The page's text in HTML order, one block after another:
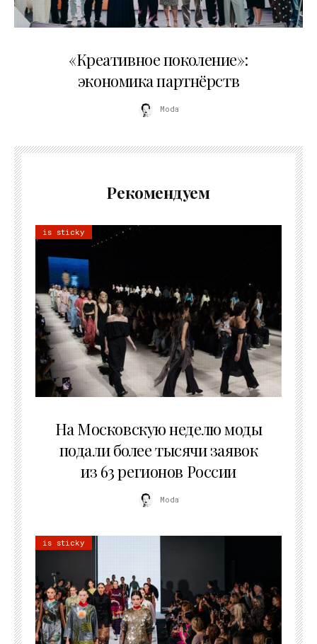
«Креативное поколение»:
экономика партнёрств
Moda
Рекомендуем
is sticky
На Московскую неделю моды
подали более тысячи заявок
из 63 регионов России
Moda
is sticky